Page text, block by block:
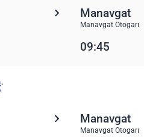
Manavgat
Manavgat Otogarı
09:45
Manavgat
Manavgat Otogarı